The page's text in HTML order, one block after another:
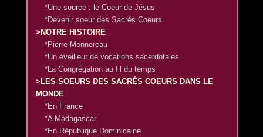
*Une source : le Coeur de Jésus
*Devenir soeur des Sacrés Coeurs
>NOTRE HISTOIRE
*Pierre Monnereau
*Un éveilleur de vocations sacerdotales
*La Congrégation au fil du temps
>LES SOEURS DES SACRÉS COEURS DANS LE
MONDE
*En France
*A Madagascar
*En République Dominicaine